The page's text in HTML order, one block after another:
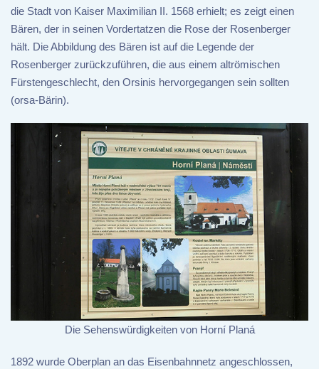
die Stadt von Kaiser Maximilian II. 1568 erhielt; es zeigt einen
Bären, der in seinen Vordertatzen die Rose der Rosenberger
hält. Die Abbildung des Bären ist auf die Legende der
Rosenberger zurückzuführen, die aus einem altrömischen
Fürstengeschlecht, den Orsinis hervorgegangen sein sollten
(orsa-Bärin).
Die Sehenswürdigkeiten von Horní Planá
1892 wurde Oberplan an das Eisenbahnnetz angeschlossen,